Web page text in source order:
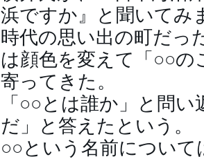
浜ですか』と聞いてみ
時代の思い出の町だっ
は顔色を変えて「○○
寄ってきた。
「○○とは誰か」と問
だ」と答えたという。
○○という名前につい